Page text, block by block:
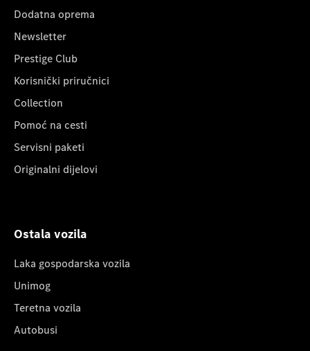
Dodatna oprema
Newsletter
Prestige Club
Korisnički priručnici
Collection
Pomoć na cesti
Servisni paketi
Originalni dijelovi
Ostala vozila
Laka gospodarska vozila
Unimog
Teretna vozila
Autobusi